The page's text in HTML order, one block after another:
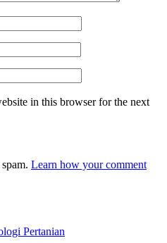
in this browser for the next
Learn how your comment
Pertanian